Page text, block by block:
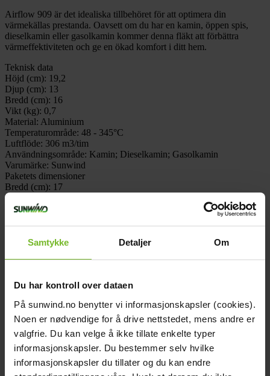
Samtykke Detaljer Om
Du har kontroll over dataen
På sunwind.no benytter vi informasjonskapsler (cookies).
Noen er nødvendige for å drive nettstedet, mens andre er
valgfrie. Du kan velge å ikke tillate enkelte typer
informasjonskapsler. Du bestemmer selv hvilke
informasjonskapsler du tillater og du kan endre
Airflow 909 är det idealiska tillbehöret för att optimera din
värmekällas prestanda. Oavsett om du har en kamin, öppen spis,
dieselkamin eller gasolkamin kommer denna fläkt att förbättra
värmeffektiviteten och ge en ökad komfort i ditt hem.
Teknisk data
Höjd (cm): 19,2
Djup (cm): 13
Bredd (cm): 16
Vikt (kg): 0,7
Material: Aluminium
Temperaturområde: 48 - 345°C
Luftflöde: 306 m3/tim
Användningsområde: Kamin; Dieselkamin; Gasolkamin
Varumärke: Sunwind
Paketets dimensioner
Bredd (cm): 17
Höjd (cm):
Längd (cm):
Manual Airflow.pdf
Recensioner
Köp fler få 15%